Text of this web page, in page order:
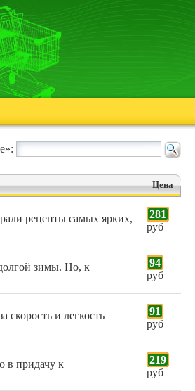
Цена
рецепты самых ярких,
281
руб
зимы. Но, к
94
руб
и легкость
91
руб
в придачу к
219
руб